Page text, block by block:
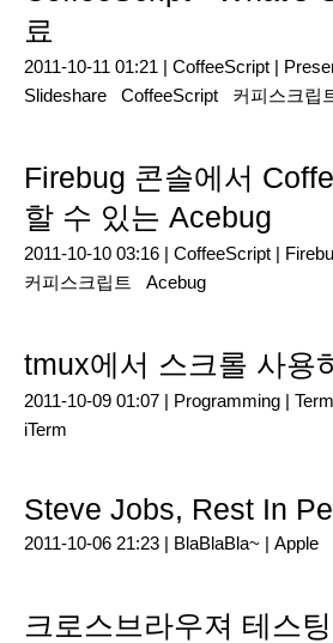
료
2011-10-11 01:21 | CoffeeScript |
Slideshare
CoffeeScript 커피스크립
Firebug 콘솔에서
할 수 있는 Acebug
2011-10-10 03:16 | CoffeeScript |
커피스크립트
Acebug
tmux에서 스크롤 사용
2011-10-09 01:07 | Programming |
iTerm
Steve Jobs, Rest In
2011-10-06 21:23 | BlaBlaBla~ | Apple
크로스브라우져 테스